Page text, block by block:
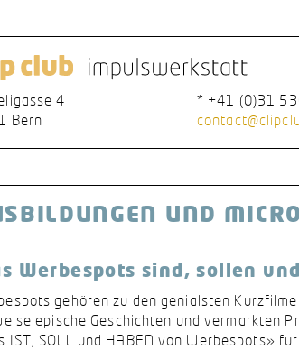
4
Bern
* +41 (0)31
UND
Werbespots sind, sollen
gehören zu den genialsten
epische Geschichten und vermarkten
IST, SOLL und HABEN von Werbespots»